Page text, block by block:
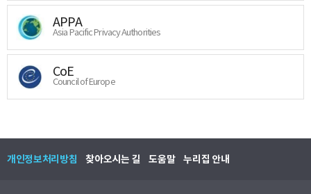
APPA
Asia Pacific Privacy Authorities
CoE
Council of Europe
개인정보처리방침 찾아오시는 길 도움말 누리집 안내